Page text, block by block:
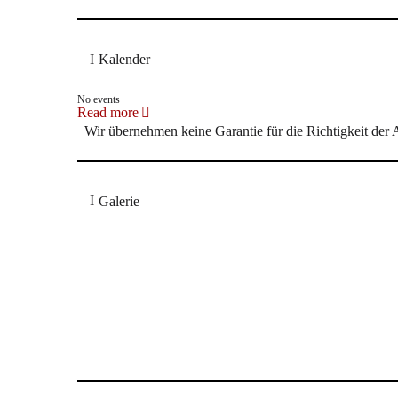
Kalender
No events
Read more
Wir übernehmen keine Garantie für die Richtigkeit der
Galerie